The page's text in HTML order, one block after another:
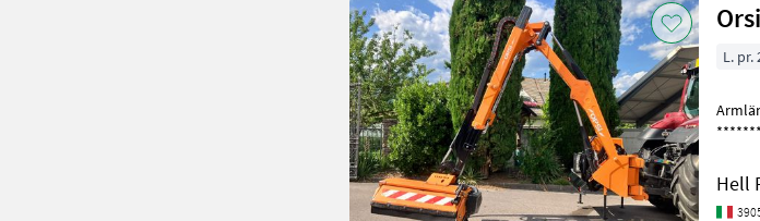
L. pr.
Armlänge 10, 2m,
**********
Hell